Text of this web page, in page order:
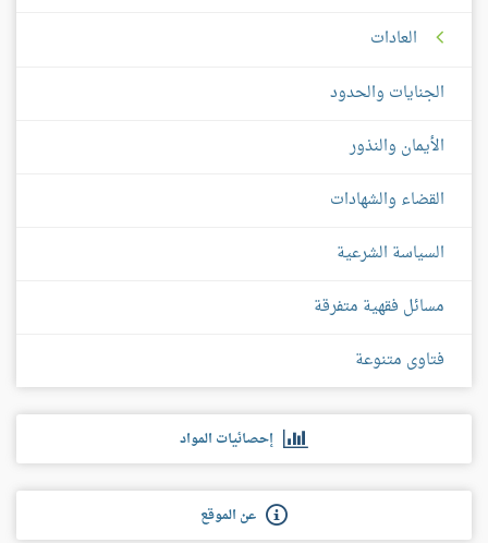
العادات
الجنايات والحدود
الأيمان والنذور
القضاء والشهادات
السياسة الشرعية
مسائل فقهية متفرقة
فتاوى متنوعة
إحصائيات المواد
عن الموقع